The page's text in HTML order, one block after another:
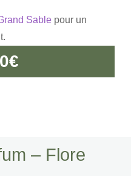
Sable pour un
€
– Flore